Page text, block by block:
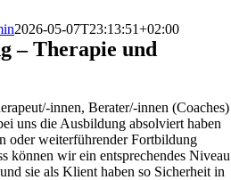
2026-05-07T23:13:51+02:00
– Therapie und
innen, Berater/-innen (Coaches)
uns die Ausbildung absolviert haben
oder weiterführender Fortbildung
können wir ein entsprechendes Niveau
sie als Klient haben so Sicherheit in